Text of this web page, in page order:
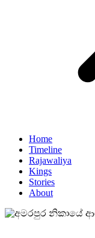
Home
Timeline
Rajawaliya
Kings
Stories
About